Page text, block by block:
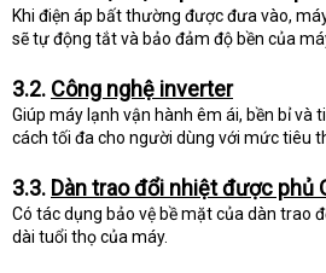
Khi điện áp bất thường được đưa vào,
sẽ tự động tắt và bảo đảm độ bền của
3.2. Công nghệ inverter
Giúp máy lạnh vận hành êm ái, bền bỉ và
cách tối đa cho người dùng với mức tiêu
3.3. Dàn trao đổi nhiệt được phủ
Có tác dụng bảo vệ bề mặt của dàn trao
dài tuổi thọ của máy.